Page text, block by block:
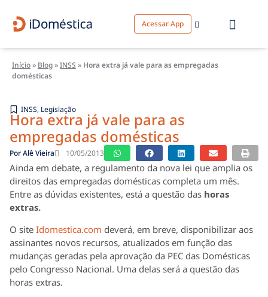
Acessar App
Início» Blog»INSS » Hora extra já vale para as empregadas
domésticas
INSS, Legislação
Hora extra já vale para as
empregadas domésticas
PorAlê Vieira 10/05/2013
Ainda em debate, a regulamento da nova lei que amplia os
direitos das empregadas domésticas completa um mês.
Entre as dúvidas existentes, está a questão das horas
extras.
O site Idomestica.com deverá, em breve, disponibilizar aos
assinantes novos recursos, atualizados em função das
mudanças geradas pela aprovação da PEC das Domésticas
pelo Congresso Nacional. Uma delas será a questão das
horas extras.